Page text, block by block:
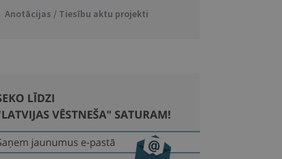
Anotācijas / Tiesību aktu projekti